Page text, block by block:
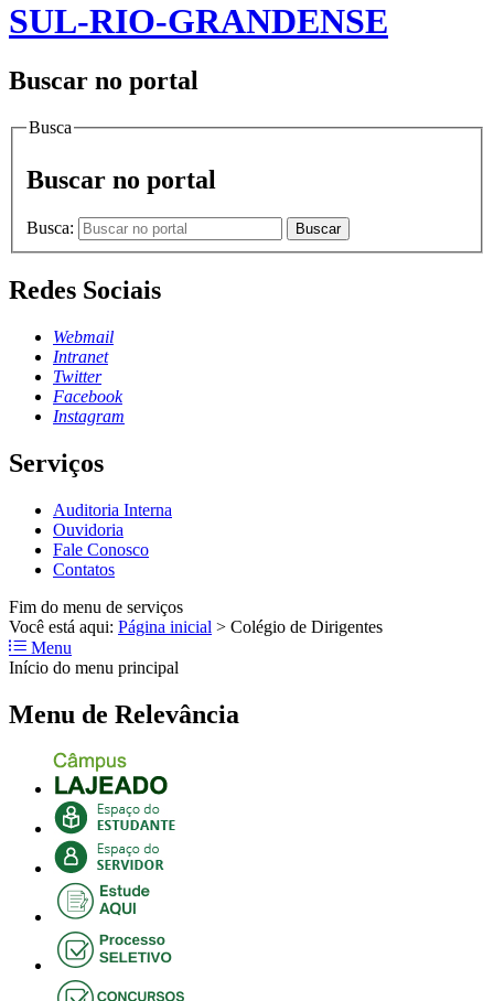
SUL-RIO-GRANDENSE
Buscar no portal
Busca
Buscar no portal
Busca: Buscar
Redes Sociais
Webmail
Intranet
Twitter
Facebook
Instagram
Serviços
Auditoria Interna
Ouvidoria
Fale Conosco
Contatos
Fim do menu de serviços
Você está aqui: Página inicial > Colégio de Dirigentes
Menu
Início do menu principal
Menu de Relevância